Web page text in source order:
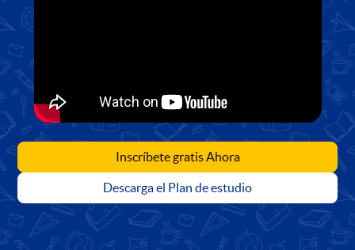
Inscríbete gratis Ahora
Descarga el Plan de estudio